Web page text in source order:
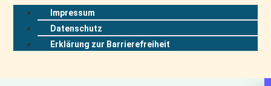
Impressum
Datenschutz
Erklärung zur Barrierefreiheit